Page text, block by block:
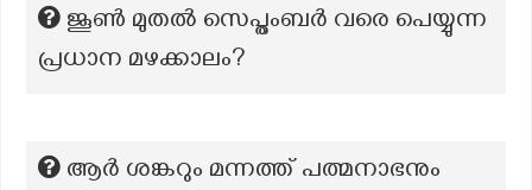
ജൂണ്‍ മുതല്‍ സെപ്തംബര്‍ വരെ പെയ്യുന്ന
പ്രധാന മഴക്കാലം?
ആർ ശങ്കറും മന്നത്ത് പത്മനാഭനും